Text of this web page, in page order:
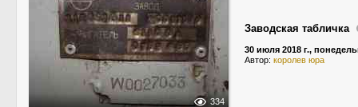
334
Заводская табличка
30 июля 2018 г.,
Автор: королев юра